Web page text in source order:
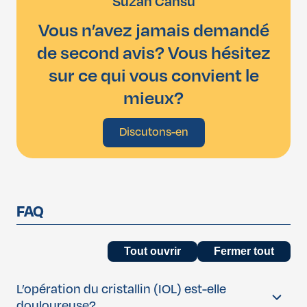
Vous n’avez jamais demandé
de second avis? Vous hésitez
sur ce qui vous convient le
mieux?
Discutons-en
FAQ
Tout ouvrir Fermer tout
L’opération du cristallin (IOL) est-elle